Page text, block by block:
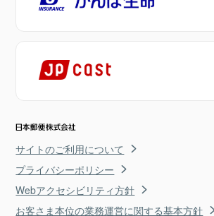
サイトのご利用について
プライバシーポリシー
Webアクセシビリティ方針
お客さま本位の業務運営に関する基本方針